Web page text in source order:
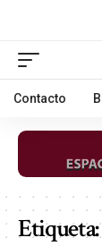
Contacto
Etiqueta: